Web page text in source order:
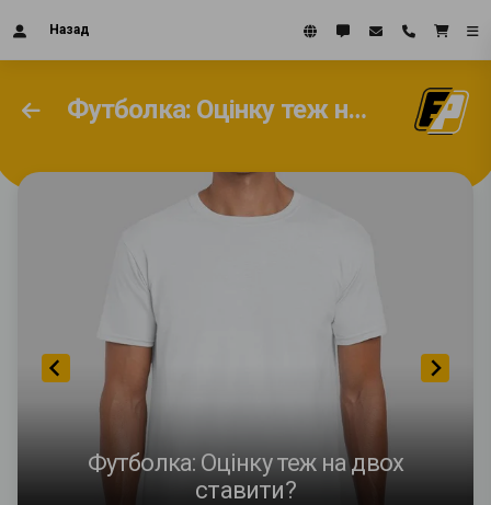
Назад
Футболка: Оцінку теж на двох ставити?
Футболка: Оцінку теж на двох
ставити?